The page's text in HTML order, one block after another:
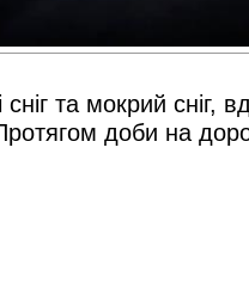
та мокрий сніг,
доби на